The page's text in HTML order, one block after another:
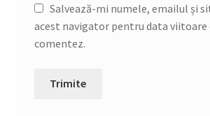
Salvează-mi numele, emailul și
acest navigator pentru data viitoare
comentez.